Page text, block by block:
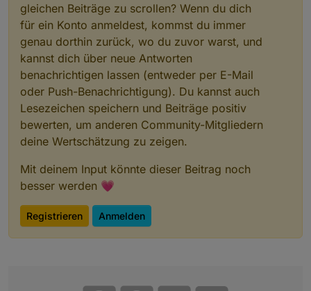
gleichen Beiträge zu scrollen? Wenn du dich
für ein Konto anmeldest, kommst du immer
genau dorthin zurück, wo du zuvor warst, und
kannst dich über neue Antworten
benachrichtigen lassen (entweder per E-Mail
oder Push-Benachrichtigung). Du kannst auch
Lesezeichen speichern und Beiträge positiv
bewerten, um anderen Community-Mitgliedern
deine Wertschätzung zu zeigen.
Mit deinem Input könnte dieser Beitrag noch
besser werden 💗
Registrieren Anmelden